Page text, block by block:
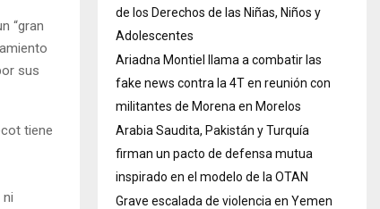
“gran
sus
tiene
de los Derechos de las Niñas, Niños y
Adolescentes
Ariadna Montiel llama a combatir las
fake news contra la 4T en reunión con
militantes de Morena en Morelos
Arabia Saudita, Pakistán y Turquía
firman un pacto de defensa mutua
inspirado en el modelo de la OTAN
Grave escalada de violencia en Yemen